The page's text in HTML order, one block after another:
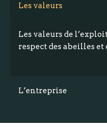
Les valeurs
Les valeurs de
respect des abeilles
L’entreprise